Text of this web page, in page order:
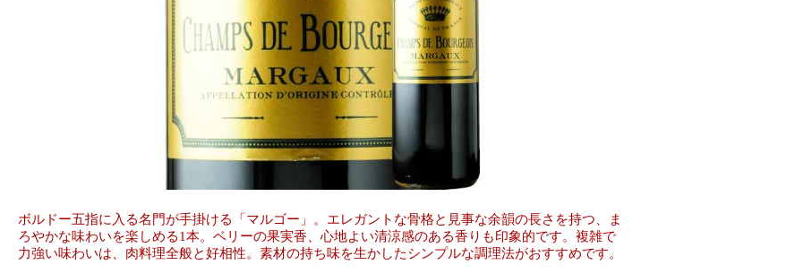
ボルドー五指に入る名門が手掛ける「マルゴー」。エレガントな骨格と見事な余韻の長さを持つ、ま
ろやかな味わいを楽しめる1本。ベリーの果実香、心地よい清涼感のある香りも印象的です。複雑で
力強い味わいは、肉料理全般と好相性。素材の持ち味を生かしたシンプルな調理法がおすすめです。